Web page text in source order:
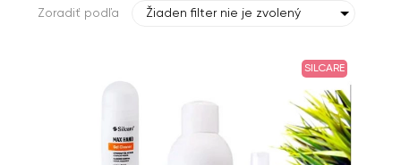
Zoradiť podľa Žiaden filter nie je zvolený
SILCARE